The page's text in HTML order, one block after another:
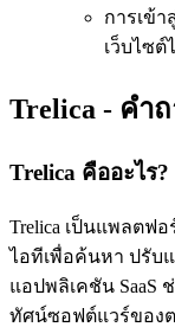
การเข้า
เว็บไซ
Trelica - คำ
Trelica คืออะไร?
Trelica เป็นแพลตฟ
ไอทีเพื่อค้นหา ปรับ
แอปพลิเคชัน SaaS
ทัศน์ซอฟต์แวร์ของ